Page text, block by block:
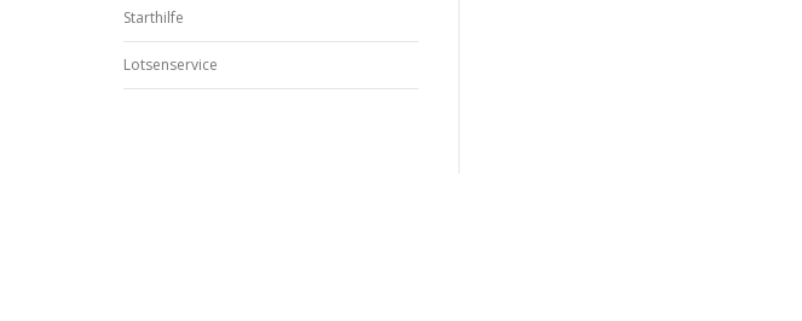
Starthilfe
Lotsenservice